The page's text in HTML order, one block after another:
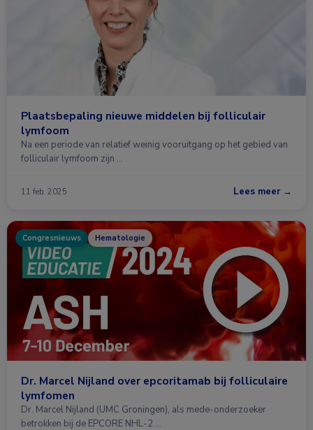
Plaatsbepaling nieuwe middelen bij folliculair
lymfoom
Na een periode van relatief weinig vooruitgang op het gebied van
folliculair lymfoom zijn …
11 feb. 2025 Lees meer →
Congresnieuws Hematologie
Dr. Marcel Nijland over epcoritamab bij folliculaire
lymfomen
Dr. Marcel Nijland (UMC Groningen), als mede-onderzoeker
betrokken bij de EPCORE NHL-2 …